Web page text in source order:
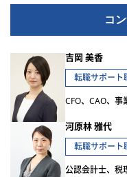
コ
吉岡 美香
転職サポート
CFO、CAO、事
河原林 雅代
転職サポート
公認会計士、税